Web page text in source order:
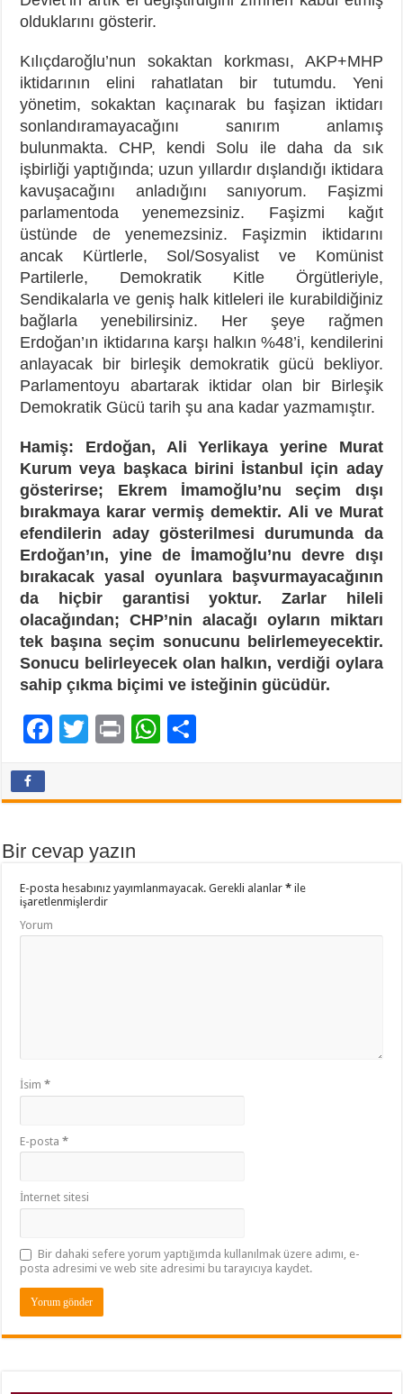
olduklarını gösterir.
Kılıçdaroğlu’nun sokaktan korkması, AKP+MHP
iktidarının elini rahatlatan bir tutumdu. Yeni
yönetim, sokaktan kaçınarak bu faşizan iktidarı
sonlandıramayacağını sanırım anlamış
bulunmakta. CHP, kendi Solu ile daha da sık
işbirliği yaptığında; uzun yıllardır dışlandığı iktidara
kavuşacağını anladığını sanıyorum. Faşizmi
parlamentoda yenemezsiniz. Faşizmi kağıt
üstünde de yenemezsiniz. Faşizmin iktidarını
ancak Kürtlerle, Sol/Sosyalist ve Komünist
Partilerle, Demokratik Kitle Örgütleriyle,
Sendikalarla ve geniş halk kitleleri ile kurabildiğiniz
bağlarla yenebilirsiniz. Her şeye rağmen
Erdoğan’ın iktidarına karşı halkın %48’i, kendilerini
anlayacak bir birleşik demokratik gücü bekliyor.
Parlamentoyu abartarak iktidar olan bir Birleşik
Demokratik Gücü tarih şu ana kadar yazmamıştır.
Hamiş: Erdoğan, Ali Yerlikaya yerine Murat
Kurum veya başkaca birini İstanbul için aday
gösterirse; Ekrem İmamoğlu’nu seçim dışı
bırakmaya karar vermiş demektir. Ali ve Murat
efendilerin aday gösterilmesi durumunda da
Erdoğan’ın, yine de İmamoğlu’nu devre dışı
bırakacak yasal oyunlara başvurmayacağının
da hiçbir garantisi yoktur. Zarlar hileli
olacağından; CHP’nin alacağı oyların miktarı
tek başına seçim sonucunu belirlemeyecektir.
Sonucu belirleyecek olan halkın, verdiği oylara
sahip çıkma biçimi ve isteğinin gücüdür.
F
o
k
T
Pr W
Bir cevap yazın
E-posta hesabınız yayımlanmayacak. Gerekli alanlar* ile
işaretlenmişlerdir
Yorum
İsim*
E-posta*
İnternet sitesi
Bir dahaki sefere yorum yaptığımda kullanılmak üzere adımı, e-
posta adresimi ve web site adresimi bu tarayıcıya kaydet.